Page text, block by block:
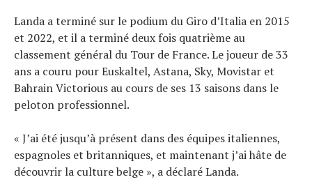
Landa a terminé sur le podium du Giro d’Italia en 2015
et 2022, et il a terminé deux fois quatrième au
classement général du Tour de France. Le joueur de 33
ans a couru pour Euskaltel, Astana, Sky, Movistar et
Bahrain Victorious au cours de ses 13 saisons dans le
peloton professionnel.
« J’ai été jusqu’à présent dans des équipes italiennes,
espagnoles et britanniques, et maintenant j’ai hâte de
découvrir la culture belge », a déclaré Landa.